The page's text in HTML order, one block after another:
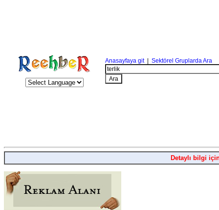
Anasayfaya git| Sektörel Gruplarda Ara
Detaylı bilgi